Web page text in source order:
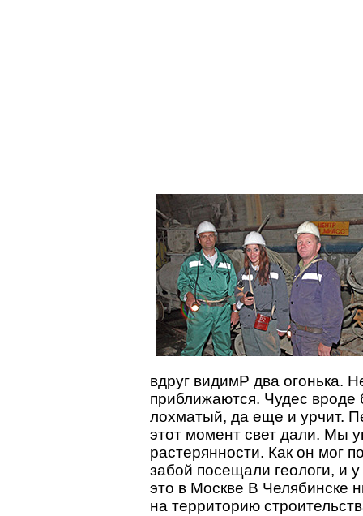
вдруг видимP два огонька.
приближаются. Чудес вроде
лохматый, да еще и урчит.
этот момент свет дали. Мы
растерянности. Как он мог
забой посещали геологи, и
это в Москве В Челябинске
на территорию